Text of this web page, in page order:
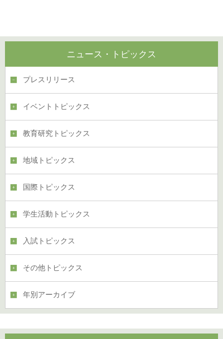
ニュース・トピックス
プレスリリース
イベントトピックス
教育研究トピックス
地域トピックス
国際トピックス
学生活動トピックス
入試トピックス
その他トピックス
年別アーカイブ